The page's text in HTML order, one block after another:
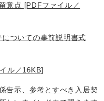
意点 [PDFファイル／
ついての事前説明書式
ル／16KB]
告示、参考とすべき入居契